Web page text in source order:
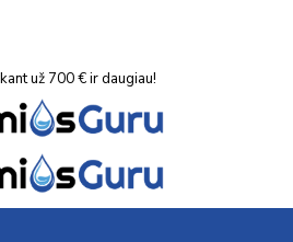
už 700 € ir daugiau!